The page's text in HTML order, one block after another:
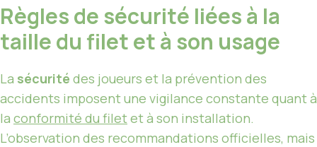
Règles de sécurité liées à la
taille du filet et à son usage
La sécurité des joueurs et la prévention des
accidents imposent une vigilance constante quant à
la conformité du filetet à son installation.
L’observation des recommandations officielles, mais